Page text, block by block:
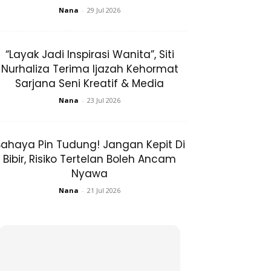
Nana - 29 Jul 2026
“Layak Jadi Inspirasi Wanita”, Siti
Nurhaliza Terima Ijazah Kehormat
Sarjana Seni Kreatif & Media
Nana - 23 Jul 2026
Pin Tudung! Jangan Kepit Di
Bibir, Risiko Tertelan Boleh Ancam
Nyawa
Nana - 21 Jul 2026